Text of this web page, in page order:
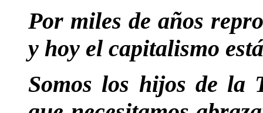
Por miles de años
y hoy el capitalismo
Somos los hijos de la